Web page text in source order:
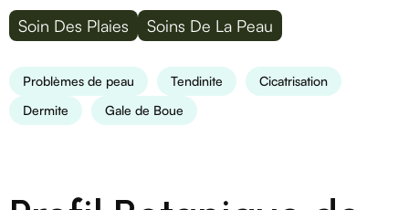
Soin Des Plaies Soins De La Peau
Problèmes de peau Tendinite
Cicatrisation
Dermite
Gale de Boue